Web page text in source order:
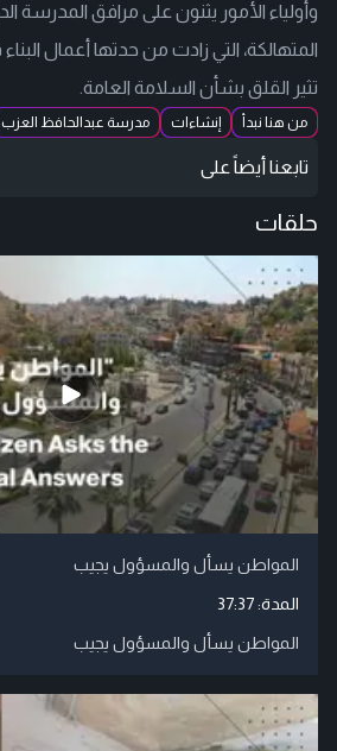
وأولياء الأمور يثنون على مرافق المدرسة
المتهالكة، التي زادت من حدتها أعمال
تثير القلق بشأن السلامة العامة.
من هنا نبدأ إنشاءات مدرسة عبدالحافظ العزب
تابعنا أيضاً على
حلقات
المواطن يسأل والمسؤول يجيب
المدة:37:37
المواطن يسأل والمسؤول يجيب